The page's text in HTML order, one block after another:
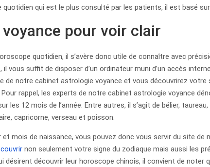
quotidien qui est le plus consulté par les patients, il est basé
voyance pour voir clair
quotidien, il s’avère donc utile de connaître avec
vous suffit de disposer d’un ordinateur muni d’un accès
de notre cabinet astrologie voyance et vous découvrirez votre
rappel, les experts de notre cabinet astrologie voyance
les 12 mois de l’année. Entre autres, il s’agit de bélier,
capricorne, verseau et poisson.
mois de naissance, vous pouvez donc vous servir du site de
non seulement votre signe du zodiaque mais aussi les
désirent découvrir leur horoscope chinois, il convient de noter